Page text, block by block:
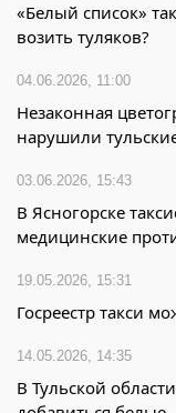
«Белый список»
возить туляков?
04.06.2026, 11:00
Незаконная
нарушили
03.06.2026, 15:43
В Ясногорске
медицинские
19.05.2026, 15:31
Госреестр такси
14.05.2026, 14:35
В Тульской